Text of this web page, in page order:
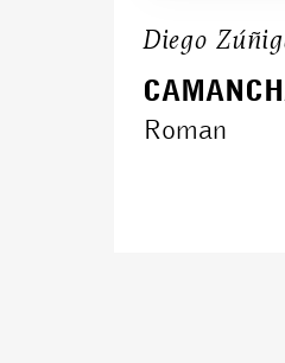
Diego
Roman